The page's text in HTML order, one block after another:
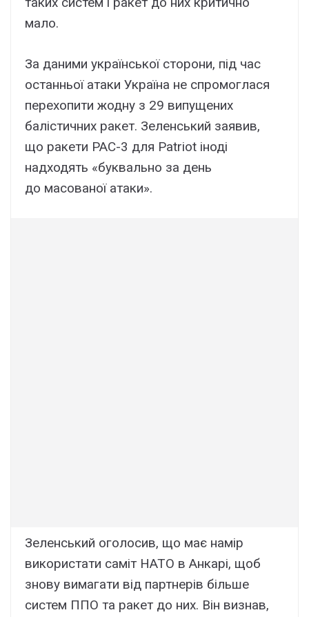
мало.
За даними української сторони, під час
останньої атаки Україна не спромоглася
перехопити жодну з 29 випущених
балістичних ракет. Зеленський заявив,
що ракети PAC-3 для Patriot іноді
надходять «буквально за день
до масованої атаки».
Зеленський оголосив, що має намір
використати саміт НАТО в Анкарі, щоб
знову вимагати від партнерів більше
систем ППО та ракет до них. Він визнав,